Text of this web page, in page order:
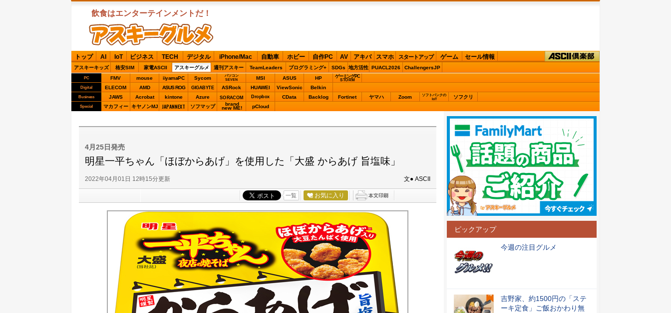
飲食はエンターテインメントだ！
ASCIIグルメ
トップ AI IoT ビジネス TECH デジタル iPhone/Mac 自動車 ホビー 自作PC AV アキバ スマホ スタートアップ ゲーム セール情報
アスキーキッズ 格安SIM 家電ASCII アスキーグルメ 週刊アスキー TeamLeaders プログラミング+ SDGs 地方活性 PUACL2026 ChallengersJP
PC FMV mouse iiyamaPC Sycom
パソコン
SEVEN
MSI ASUS HP ゲーミングPC
STORM
Digital ELECOM AMD ASUS ROG GIGABYTE ASRock HUAWEI ViewSonic Belkin
Business JAWS Acrobat kintone Azure SORACOM Dropbox CData Backlog Fortinet ヤマハ Zoom
ソフトバンクの
IoT
ソフクリ
Special マカフィー キヤノンMJ JAPANNEXT ソフマップ brand
new ME! pCloud
4月25日発売
明星一平ちゃん「ほぼからあげ」を使用した「大盛 からあげ 旨塩味」
2022年04月01日 12時15分更新 文● ASCII
一覧 お気に入り
ピックアップ
今週の注目グルメ
吉野家、約1500円の「ステ
ーキ定食」ご飯おかわり無